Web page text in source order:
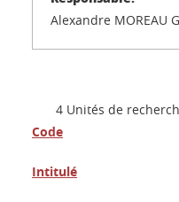
Alexandre MOREAU
4 Unités de
Code
Intitulé